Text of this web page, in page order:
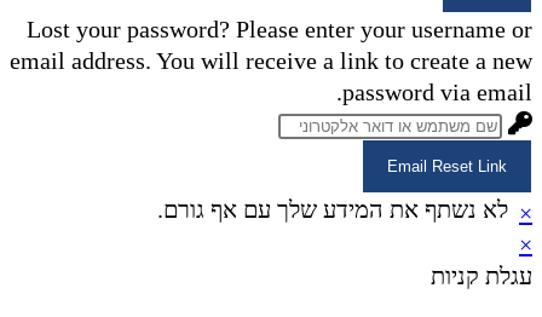
Lost your password? Please enter your username or
email address. You will receive a link to create a new
password via email.
Email Reset Link
לא נשתף את המידע שלך עם אף גורם. ×
×
עגלת קניות